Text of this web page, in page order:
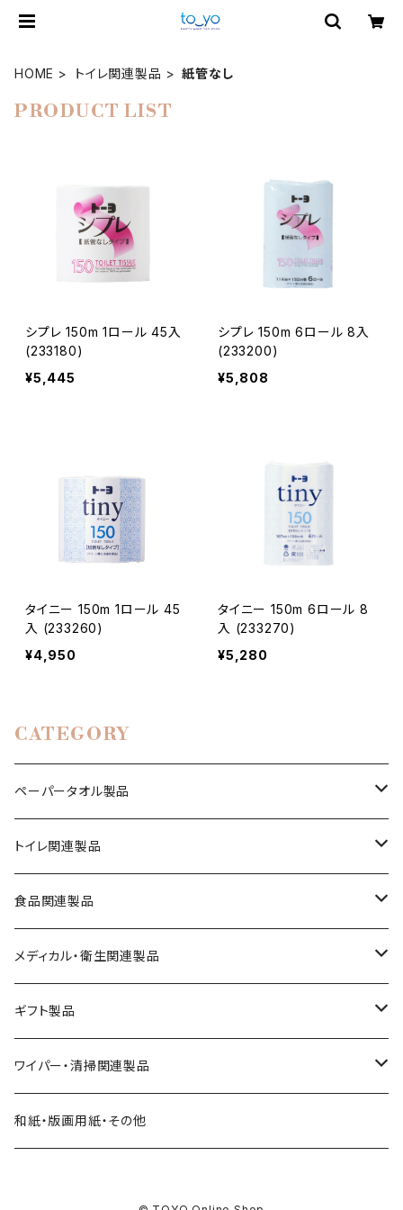
HOME トイレ関連製品 紙管なし
PRODUCT LIST
シプレ 150m 1ロール 45入
(233180)
¥5,445
シプレ 150m 6ロール 8入
(233200)
¥5,808
タイニー 150m 1ロール 45
入 (233260)
¥4,950
タイニー 150m 6ロール 8
入 (233270)
¥5,280
CATEGORY
ペーパータオル製品
レギュラーサイズ（220mmｘ230mm）
エコノミーサイズ（220mmｘ170mm）
フィンガーサイズ（175mmｘ170mm）
携帯用
ペーパータオルホルダー
トイレ関連製品
紙管あり
シングル
ダ ブ ル（２枚重ね）
紙管なし
便座シート
食品関連製品
保鮮紙・ミートペーパー
キッチンペーパー
天ぷら敷紙
廃油処理
メディカル・衛生関連製品
足拭きマット
ウエットタオル・ウエットティッシュ
ワイパー
ギフト製品
華シリーズ
ギフトセット
ワイパー・清掃関連製品
ペーパーウエス
和紙・版画用紙・その他